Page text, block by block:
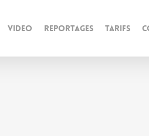
VIDEO REPORTAGES TARIFS